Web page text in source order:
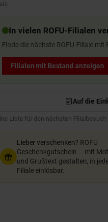
In vielen ROFU-Filialen
Finde die nächste ROFU-Filiale mit
Filialen mit Bestand anzeigen
Auf die
Liste für den nächsten
Lieber verschenken? ROFU
Geschenkgutschein — mit
und Grußtext gestalten, in
Filiale einlösbar.